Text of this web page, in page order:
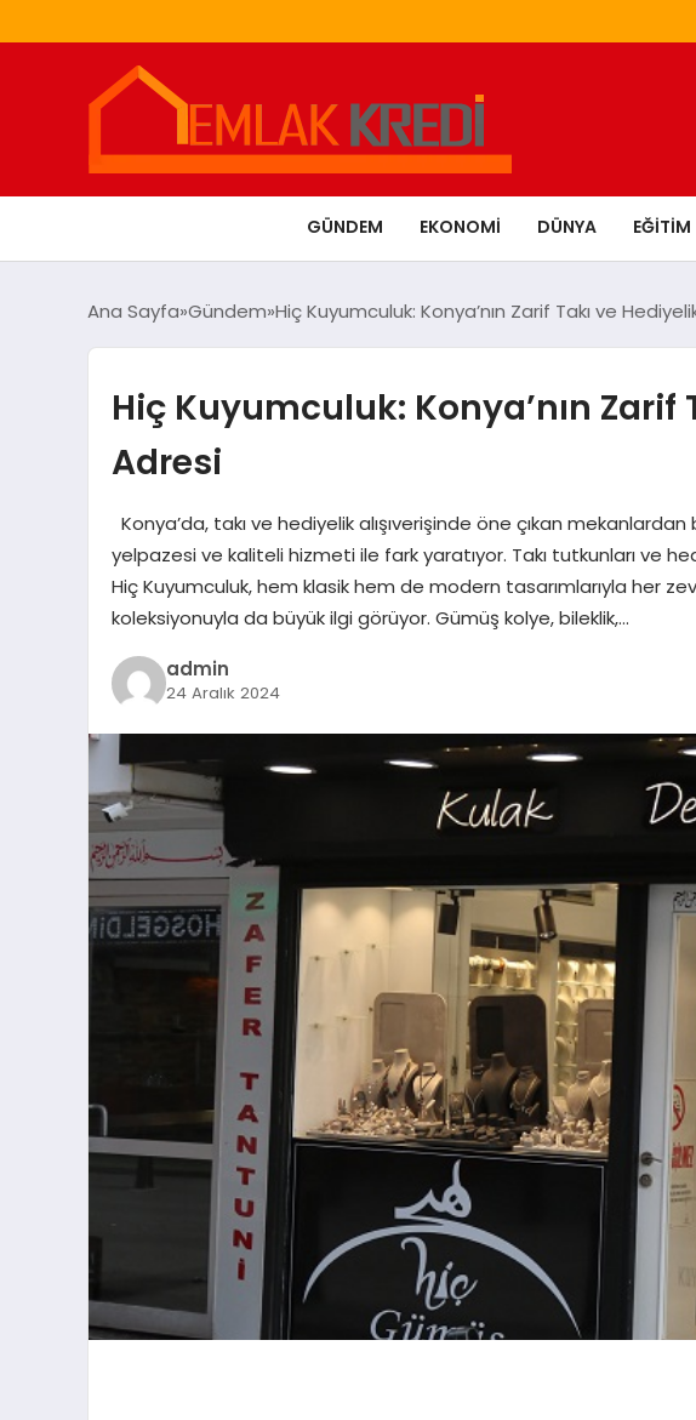
GÜNDEM EKONOMI DÜNYA EĞITIM
Ana Sayfa Gündem Hiç Kuyumculuk: Konya’nın Zarif Takı ve
Hiç Kuyumculuk: Konya’nın Zarif
Adresi
Konya’da, takı ve hediyelik alışıverişinde öne çıkan
yelpazesi ve kaliteli hizmeti ile fark yaratıyor. Takı tutkunları ve
Hiç Kuyumculuk, hem klasik hem de modern tasarımlarıyla her
koleksiyonuyla da büyük ilgi görüyor. Gümüş kolye, bileklik,…
admin
24 Aralık 2024